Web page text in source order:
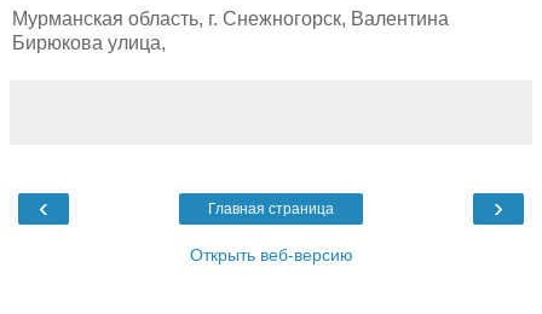
Мурманская область, г. Снежногорск, Валентина
Бирюкова улица,
‹ ›
Главная страница
Открыть веб-версию